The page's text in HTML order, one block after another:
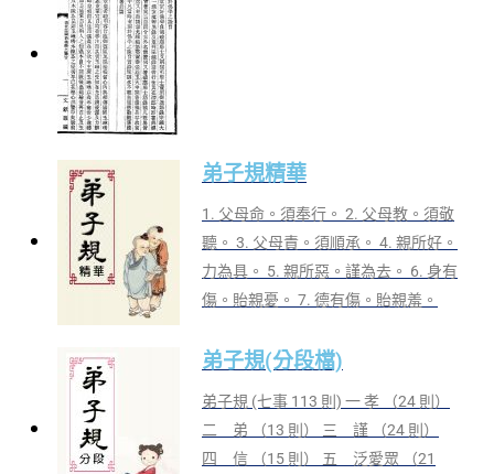
弟子規精華
1. 父母命。須奉行。 2. 父母教。須敬
聽。 3. 父母責。須順承。 4. 親所好。
力為具。 5. 親所惡。謹為去。 6. 身有
傷。貽親憂。 7. 德有傷。貽親羞。
弟子規(分段檔)
弟子規 (七事 113 則) 一 孝 （24 則）
二 弟 （13 則） 三 謹 （24 則）
四 信 （15 則） 五 泛愛眾 （21